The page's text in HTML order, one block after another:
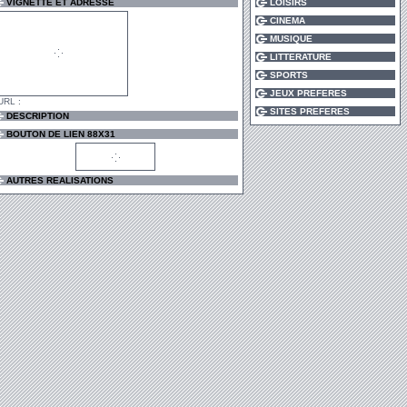
VIGNETTE ET ADRESSE
:
DESCRIPTION
BOUTON DE LIEN 88X31
AUTRES REALISATIONS
LOISIRS
CINEMA
MUSIQUE
LITTERATURE
SPORTS
JEUX PREFERES
SITES PREFERES